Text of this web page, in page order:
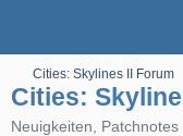
Cities: Skylines II Forum
Cities:
Neuigkeiten,